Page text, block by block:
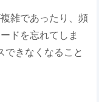
雑であったり、頻
ドを忘れてしま
きなくなること